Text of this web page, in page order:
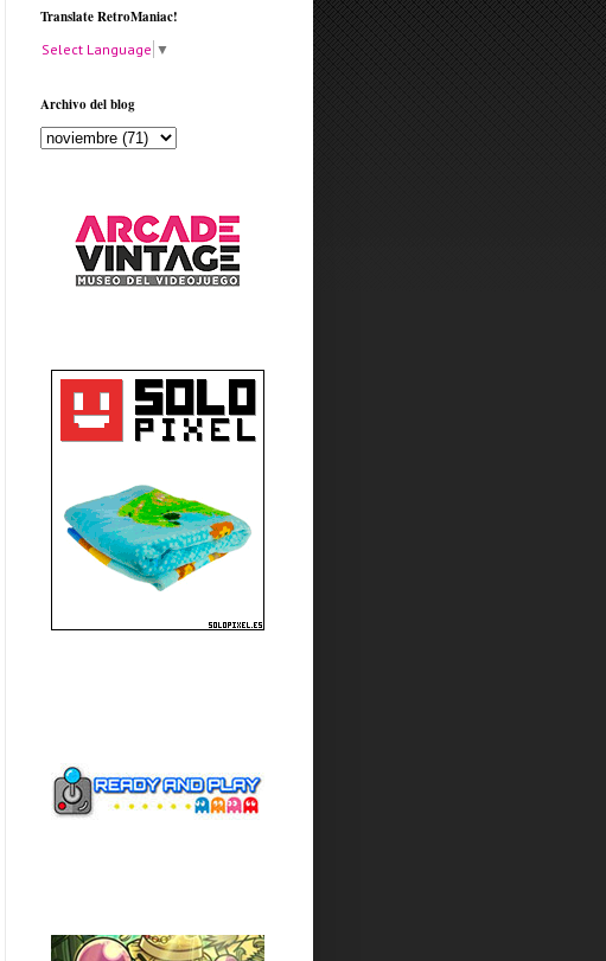
Translate RetroManiac!
Select Language ▼
Archivo del blog